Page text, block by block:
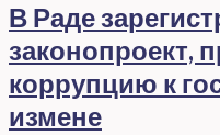
В Раде
законопроект,
коррупцию к
измене